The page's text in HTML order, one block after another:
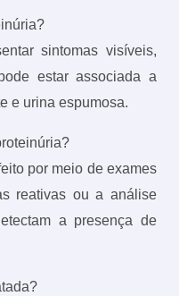
sintomas visíveis,
estar associada a
e urina espumosa.
por meio de exames
reativas ou a análise
a presença de